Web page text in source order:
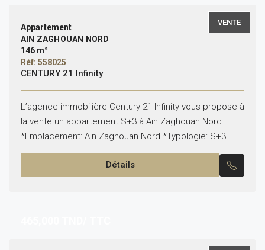
VENTE
Appartement
AIN ZAGHOUAN NORD
146 m²
Réf: 558025
CENTURY 21 Infinity
L’agence immobilière Century 21 Infinity vous propose à
la vente un appartement S+3 à Ain Zaghouan Nord
*Emplacement: Ain Zaghouan Nord *Typologie: S+3
*Superficie: 146M² Il est composé de: -Un salon, une...
Détails